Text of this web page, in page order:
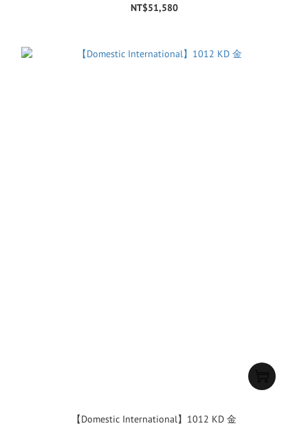
NT$51,580
【Domestic International】1012 KD 金